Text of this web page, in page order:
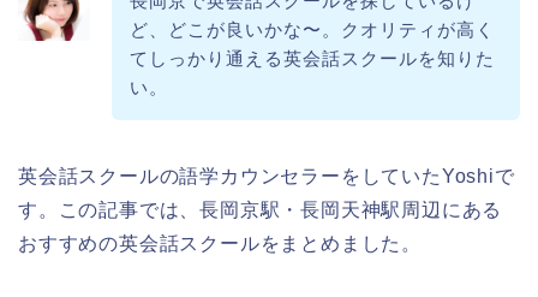
ど、どこが良いかな〜。クオリティが高く
てしっかり通える英会話スクールを知りた
い。
英会話スクールの語学カウンセラーをしていたYoshiで
す。この記事では、長岡京駅・長岡天神駅周辺にある
おすすめの英会話スクールをまとめました。